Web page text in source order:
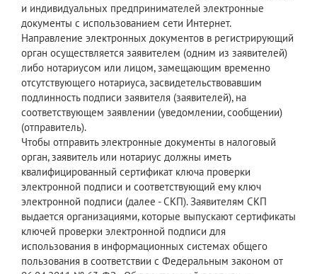
и индивидуальных предпринимателей электронные
документы с использованием сети Интернет.
Направление электронных документов в регистрирующий
орган осуществляется заявителем (одним из заявителей)
либо нотариусом или лицом, замещающим временно
отсутствующего нотариуса, засвидетельствовавшим
подлинность подписи заявителя (заявителей), на
соответствующем заявлении (уведомлении, сообщении)
(отправитель).
Чтобы отправить электронные документы в налоговый
орган, заявитель или нотариус должны иметь
квалифицированный сертификат ключа проверки
электронной подписи и соответствующий ему ключ
электронной подписи (далее - СКП). Заявителям СКП
выдается организациями, которые выпускают сертификаты
ключей проверки электронной подписи для
использования в информационных системах общего
пользования в соответствии с Федеральным законом от